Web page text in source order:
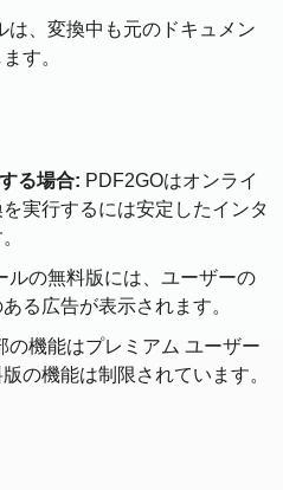
は、変換中も元のドキュメン
す。
る場合: PDF2GOはオンライ
実行するには安定したインタ
ルの無料版には、ユーザーの
る広告が表示されます。
の機能はプレミアム ユーザー
の機能は制限されています。